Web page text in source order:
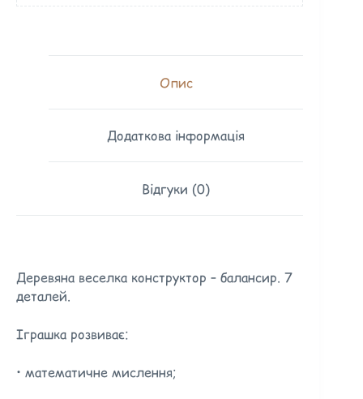
Опис
Додаткова інформація
Відгуки (0)
Деревяна веселка конструктор – балансир. 7
деталей.
Іграшка розвиває:
• математичне мислення;